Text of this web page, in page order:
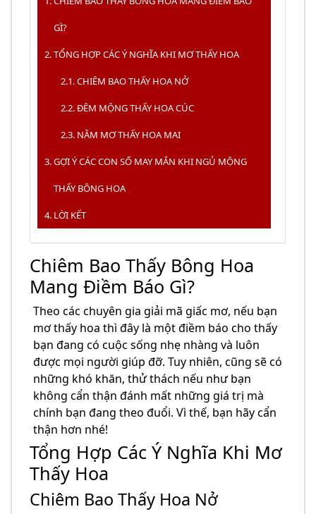
GÌ?
TỔNG HỢP CÁC Ý NGHĨA KHI MƠ THẤY HOA
CHIÊM BAO THẤY HOA NỞ
ĐÊM MỘNG THẤY HOA CÚC
NẰM MƠ THẤY HOA MAI
GỢI Ý CÁC CON SỐ MAY MẮN KHI NGỦ MỘNG
THẤY BÔNG HOA
LỜI KẾT
Chiêm Bao Thấy Bông Hoa
Mang Điềm Báo Gì?
Theo các chuyên gia giải mã giấc mơ, nếu bạn
mơ thấy hoa thì đây là một điềm báo cho thấy
bạn đang có cuộc sống nhẹ nhàng và luôn
được mọi người giúp đỡ. Tuy nhiên, cũng sẽ có
những khó khăn, thử thách nếu như bạn
không cẩn thận đánh mất những giá trị mà
chính bạn đang theo đuổi. Vì thế, bạn hãy cẩn
thận hơn nhé!
Tổng Hợp Các Ý Nghĩa Khi Mơ
Thấy Hoa
Chiêm Bao Thấy Hoa Nở